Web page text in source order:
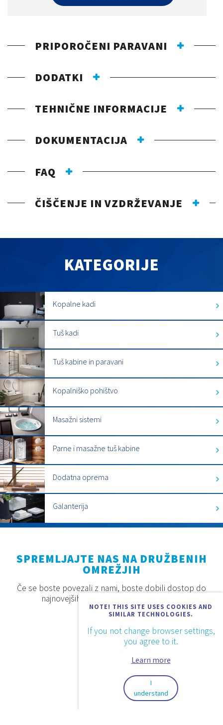
PRIPOROČENI PARAVANI
DODATKI
TEHNIČNE INFORMACIJE
DOKUMENTACIJA
FAQ
ČIŠČENJE IN VZDRŽEVANJE
KATEGORIJE
Kopalne kadi
Tuš kadi
Tuš kabine in paravani
Kopalniško pohištvo
Masažni sistemi
Parne i masažne tuš kabine
Dodatna oprema
Galanterija
NOTE! THIS SITE USES COOKIES AND
SIMILAR TECHNOLOGIES.
If you not change browser settings,
you agree to it.
Learn more
I
understand
SPREMLJAJTE NAS NA DRUŽBENIH
OMREŽJIH
Če se boste povezali z nami, boste dobili dostop do
najnovejših proizvodov, akcij in novosti.